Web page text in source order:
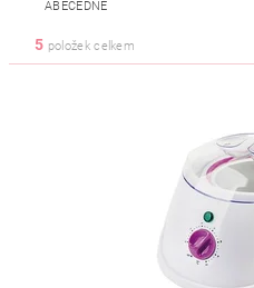
ABECEDNĚ
5 položek celkem